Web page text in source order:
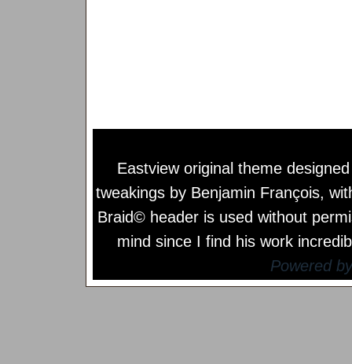
Eastview original theme
tweakings by Benjamin François,
Braid© header is used without
mind since I find his work
Powered